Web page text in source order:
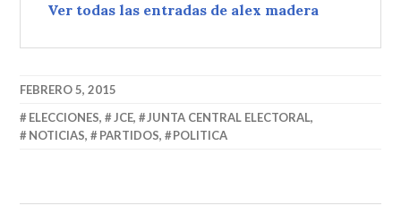
Ver todas las entradas de alex madera
FEBRERO 5, 2015
ELECCIONES, JCE, JUNTA CENTRAL ELECTORAL,
NOTICIAS, PARTIDOS, POLITICA